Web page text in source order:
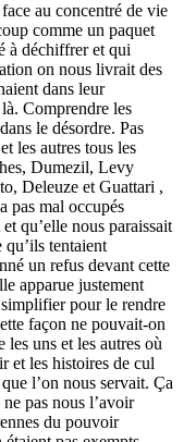
au concentré de vie
comme un paquet
à déchiffrer et qui
on nous livrait des
dans leur
Comprendre les
le désordre. Pas
les autres tous les
Dumezil, Levy
Deleuze et Guattari ,
pas mal occupés
qu’elle nous paraissait
tentaient
un refus devant cette
apparue justement
pour le rendre
façon ne pouvait-on
les uns et les autres où
et les histoires de cul
l’on nous servait. Ça
pas nous l’avoir
du pouvoir